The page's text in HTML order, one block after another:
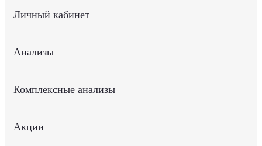
Личный кабинет
Анализы
Комплексные анализы
Акции